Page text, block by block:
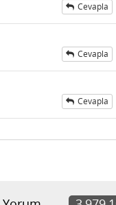
Cevapla
Cevapla
Cevapla